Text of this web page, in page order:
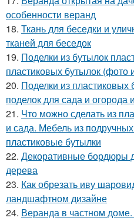
особенности веранд
18. Ткань для беседки и
тканей для беседок
19. Поделки из бутылок
пластиковых бутылок (фото
20. Поделки из
поделок для сада и огорода
21. Что можно сделать из
и сада. Мебель из
пластиковые бутылки
22. Декоративные бордюры
дерева
23. Как обрезать иву
ландшафтном дизайне
24. Веранда в частном